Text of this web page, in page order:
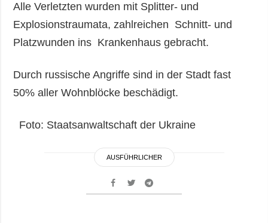
Alle Verletzten wurden mit Splitter- und
Explosionstraumata, zahlreichen Schnitt- und
Platzwunden ins Krankenhaus gebracht.
Durch russische Angriffe sind in der Stadt fast
50% aller Wohnblöcke beschädigt.
Foto: Staatsanwaltschaft der Ukraine
AUSFÜHRLICHER